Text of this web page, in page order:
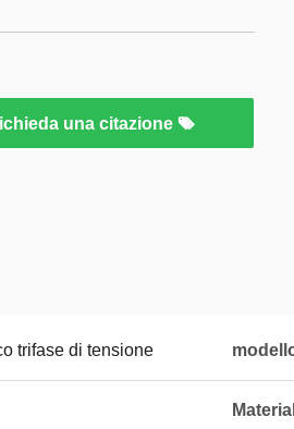
una citazione
trifase di tensione